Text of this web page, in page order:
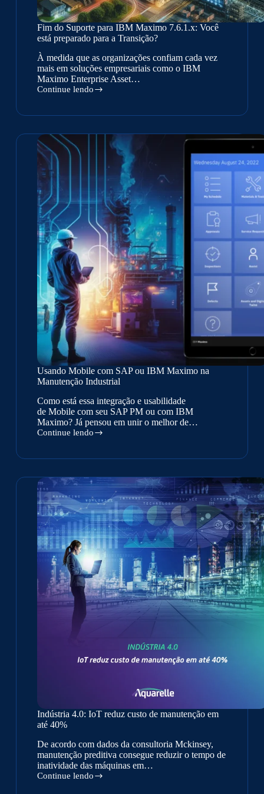
Fim do Suporte para IBM Maximo 7.6.1.x: Você
está preparado para a Transição?
À medida que as organizações confiam cada vez
mais em soluções empresariais como o IBM
Maximo Enterprise Asset…
Continue lendo
Fim
Suporte
IBM
Maximo
7.6.1.x:
Você
está
preparado
para
a
Transição?
Usando Mobile com SAP ou IBM Maximo na
Manutenção Industrial
Como está essa integração e usabilidade
de Mobile com seu SAP PM ou com IBM
Maximo? Já pensou em unir o melhor de…
Continue lendo
Usando
com
ou
IBM
Maximo
na
Manutenção
Industrial
Indústria 4.0: IoT reduz custo de manutenção em
até 40%
De acordo com dados da consultoria Mckinsey,
manutenção preditiva consegue reduzir o tempo de
inatividade das máquinas em…
Continue lendo
Indústria